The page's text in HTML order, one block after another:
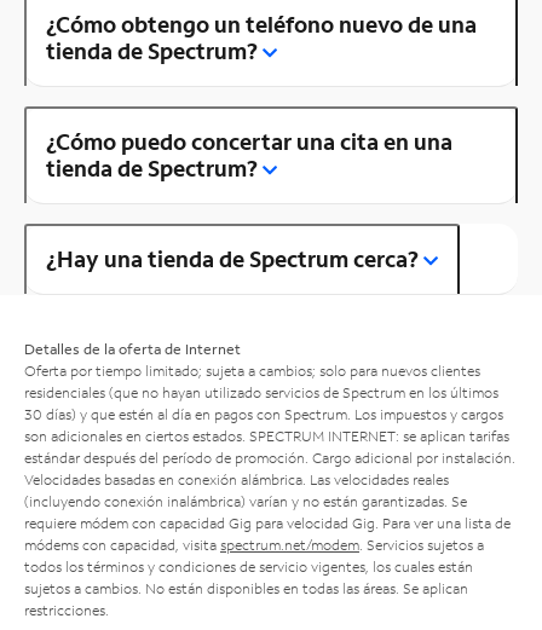
¿Cómo obtengo un teléfono nuevo de una
tienda de Spectrum?
¿Cómo puedo concertar una cita en una
tienda de Spectrum?
¿Hay una tienda de Spectrum cerca?
Detalles de la oferta de Internet
Oferta por tiempo limitado; sujeta a cambios; solo para nuevos clientes
residenciales (que no hayan utilizado servicios de Spectrum en los últimos
30 días) y que estén al día en pagos con Spectrum. Los impuestos y cargos
son adicionales en ciertos estados. SPECTRUM INTERNET: se aplican tarifas
estándar después del período de promoción. Cargo adicional por instalación.
Velocidades basadas en conexión alámbrica. Las velocidades reales
(incluyendo conexión inalámbrica) varían y no están garantizadas. Se
requiere módem con capacidad Gig para velocidad Gig. Para ver una lista de
módems con capacidad, visita spectrum.net/modem . Servicios sujetos a
todos los términos y condiciones de servicio vigentes, los cuales están
sujetos a cambios. No están disponibles en todas las áreas. Se aplican
restricciones.